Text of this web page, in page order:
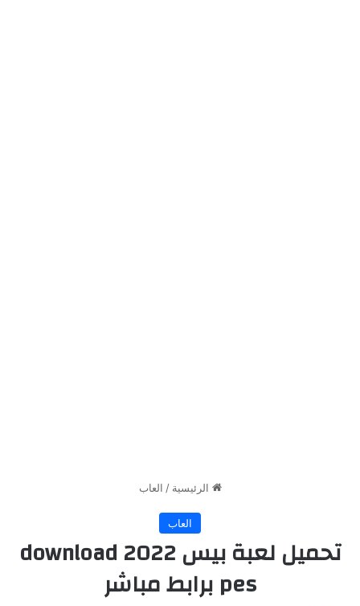
الرئيسية / العاب
العاب
تحميل لعبة بيس 2022 download
pes برابط مباشر